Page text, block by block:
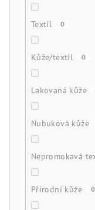
Textil 0
Kůže/textil 0
Lakovaná kůže
Nubuková kůže
Nepromokavá
Přírodní kůže 0